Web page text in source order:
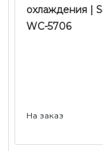
охлаждения |
WC-5706
На заказ